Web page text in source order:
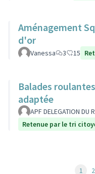
Aménagement
d'or
Vanessa 3 15
Balades
adaptée
APF DELEGATION DU
Retenue par le tri
1 2